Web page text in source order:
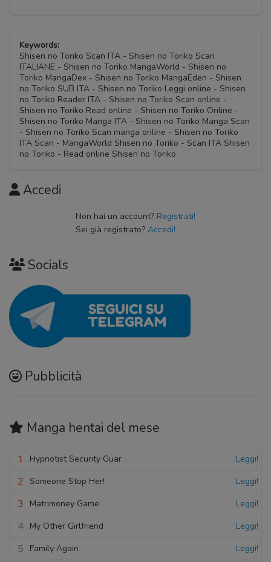
Keywords:
Shisen no Toriko Scan ITA - Shisen no Toriko Scan
ITALIANE - Shisen no Toriko MangaWorld - Shisen no
Toriko MangaDex - Shisen no Toriko MangaEden - Shisen
no Toriko SUB ITA - Shisen no Toriko Leggi online - Shisen
no Toriko Reader ITA - Shisen no Toriko Scan online -
Shisen no Toriko Read online - Shisen no Toriko Online -
Shisen no Toriko Manga ITA - Shisen no Toriko Manga Scan
- Shisen no Toriko Scan manga online - Shisen no Toriko
ITA Scan - MangaWorld Shisen no Toriko - Scan ITA Shisen
no Toriko - Read online Shisen no Toriko
Accedi
Non hai un account? Registrati!
Sei già registrato? Accedi!
Socials
Pubblicità
Manga hentai del mese
1 Hypnotist Security Guar Leggi!
2 Someone Stop Her! Leggi!
3 Matrimoney Game Leggi!
4 My Other Girlfriend Leggi!
5 Family Again Leggi!